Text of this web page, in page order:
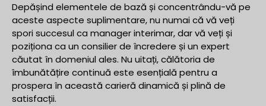
Depășind elementele de bază și concentrându-vă pe
aceste aspecte suplimentare, nu numai că vă veți
spori succesul ca manager interimar, dar vă veți și
poziționa ca un consilier de încredere și un expert
căutat în domeniul ales. Nu uitați, călătoria de
îmbunătățire continuă este esențială pentru a
prospera în această carieră dinamică și plină de
satisfacții.